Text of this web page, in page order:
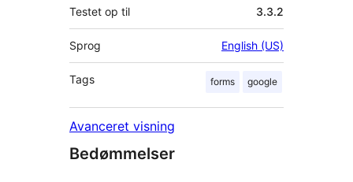
Testet op til 3.3.2
Sprog English (US)
Tags forms google
Avanceret visning
Bedømmelser